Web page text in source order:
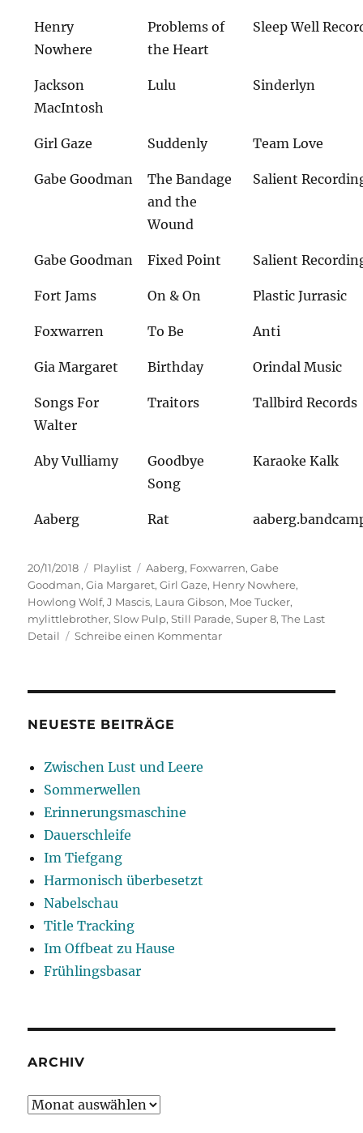
Henry
Nowhere
Problems of
the Heart
Sleep Well
Jackson
MacIntosh
Lulu Sinderlyn
Girl Gaze Suddenly Team Love
Gabe Goodman
The Bandage
and the
Wound
Salient
Gabe Goodman Fixed Point Salient
Fort Jams On & On Plastic Jurrasic
Foxwarren To Be Anti
Gia Margaret Birthday Orindal Music
Songs For
Walter
Traitors Tallbird Records
Aby Vulliamy
Goodbye
Song
Karaoke Kalk
Aaberg Rat
Veröffentlicht
am
20/11/2018 Kategorien
Playlist Schlagwörter
Aaberg, Foxwarren,Gabe
Goodman,Gia Margaret,Girl Gaze, Henry Nowhere,
Howlong Wolf,J Mascis, Laura Gibson, Moe Tucker,
mylittlebrother,Slow Pulp,Still Parade,Super 8,The Last
Detail
Schreibe einen Kommentarzu
NEUESTE BEITRÄGE
Zwischen Lust und Leere
Sommerwellen
Erinnerungsmaschine
Dauerschleife
Im Tiefgang
Harmonisch überbesetzt
Nabelschau
Title Tracking
Im Offbeat zu Hause
Frühlingsbasar
ARCHIV
Archiv